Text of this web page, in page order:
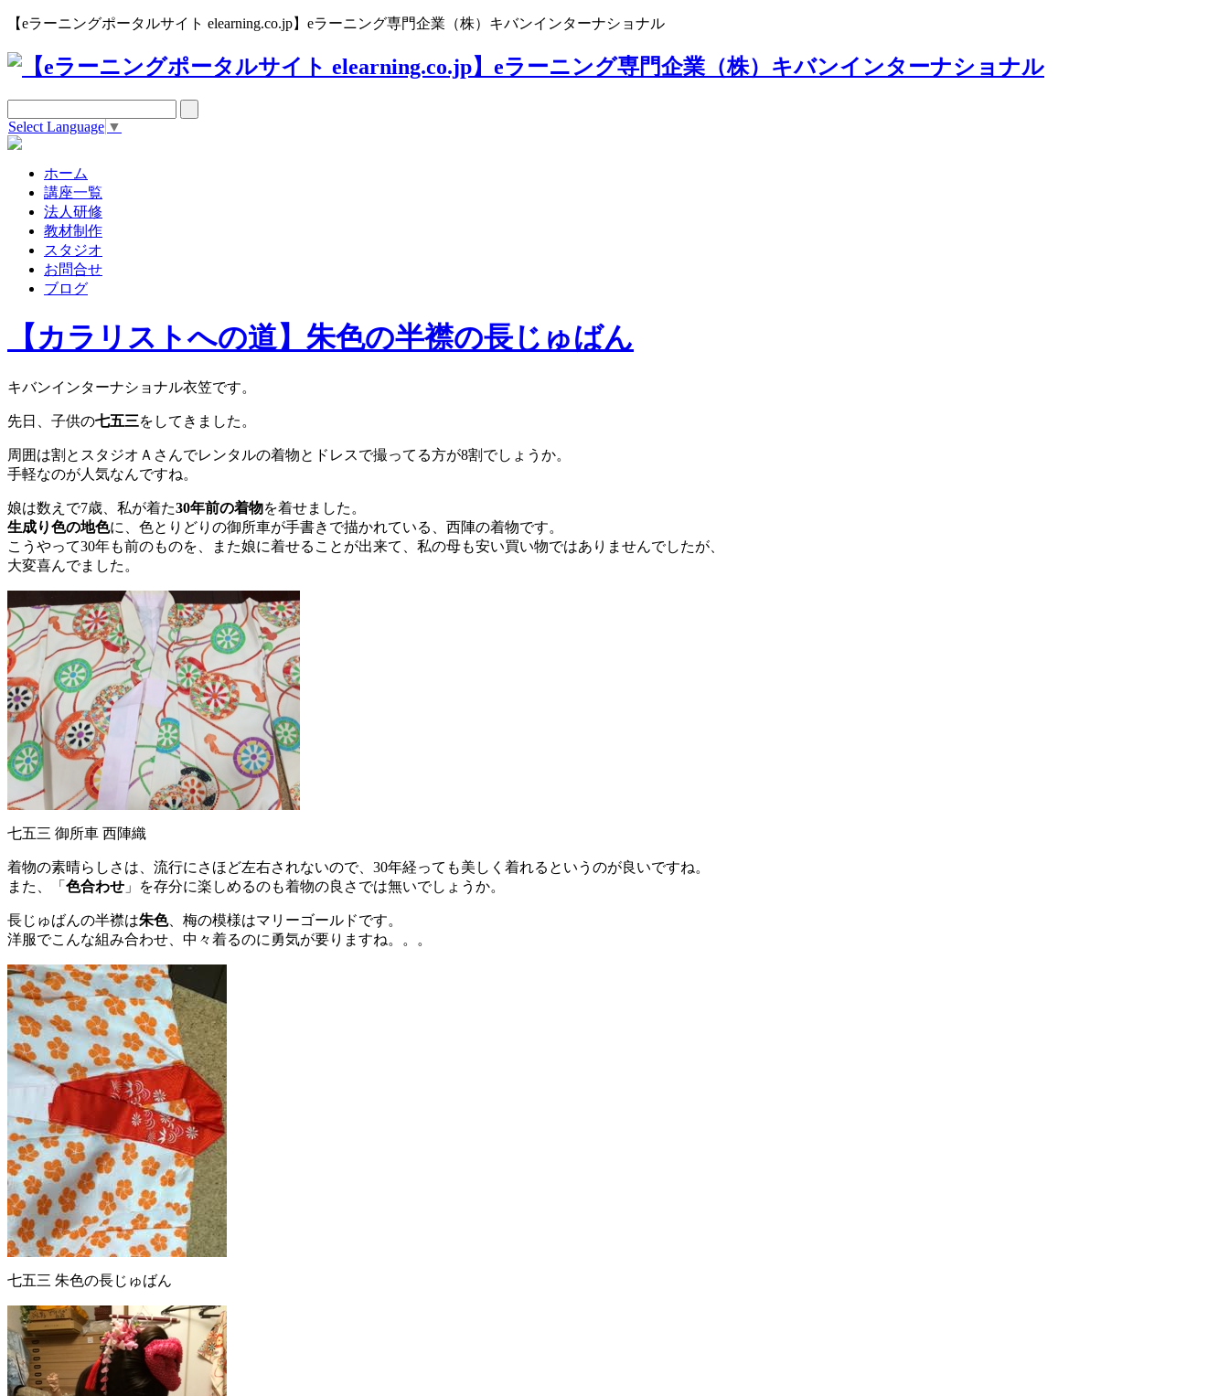
【eラーニングポータルサイト elearning.co.jp】eラーニング専門企業（株）キバンインターナショナル
Select Language ▼
ホーム
講座一覧
法人研修
教材制作
スタジオ
お問合せ
ブログ
【カラリストへの道】朱色の半襟の長じゅばん
キバンインターナショナル衣笠です。
先日、子供の七五三をしてきました。
周囲は割とスタジオＡさんでレンタルの着物とドレスで撮ってる方が8割でしょうか。
手軽なのが人気なんですね。
娘は数えで7歳、私が着た30年前の着物を着せました。
生成り色の地色に、色とりどりの御所車が手書きで描かれている、西陣の着物です。
こうやって30年も前のものを、また娘に着せることが出来て、私の母も安い買い物ではありませんでしたが、
大変喜んでました。
七五三 御所車 西陣織
着物の素晴らしさは、流行にさほど左右されないので、30年経っても美しく着れるというのが良いですね。
また、「 色合わせ 」を存分に楽しめるのも着物の良さでは無いでしょうか。
長じゅばんの半襟は朱色、梅の模様はマリーゴールドです。
洋服でこんな組み合わせ、中々着るのに勇気が要りますね。。。
七五三 朱色の長じゅばん